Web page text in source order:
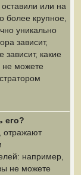
или на
более крупное,
уникально
зависит,
какие
не можете
его?
отражают
например,
не можете